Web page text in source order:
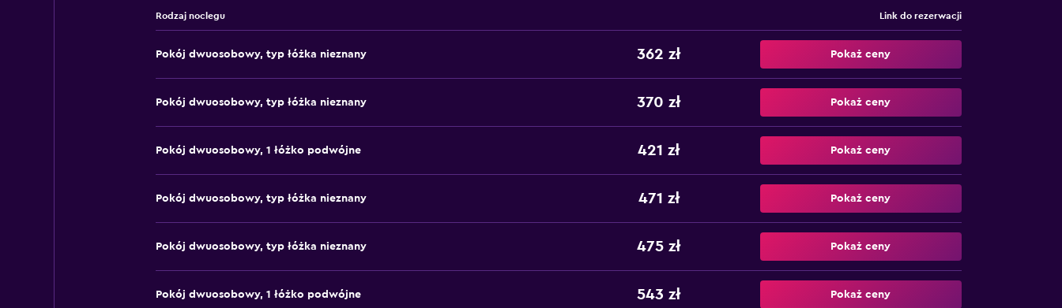
Rodzaj noclegu Link do rezerwacji
Pokój dwuosobowy, typ łóżka nieznany 362 zł Pokaż ceny
Pokój dwuosobowy, typ łóżka nieznany 370 zł Pokaż ceny
Pokój dwuosobowy, 1 łóżko podwójne 421 zł Pokaż ceny
Pokój dwuosobowy, typ łóżka nieznany 471 zł Pokaż ceny
Pokój dwuosobowy, typ łóżka nieznany 475 zł Pokaż ceny
Pokój dwuosobowy, 1 łóżko podwójne 543 zł Pokaż ceny